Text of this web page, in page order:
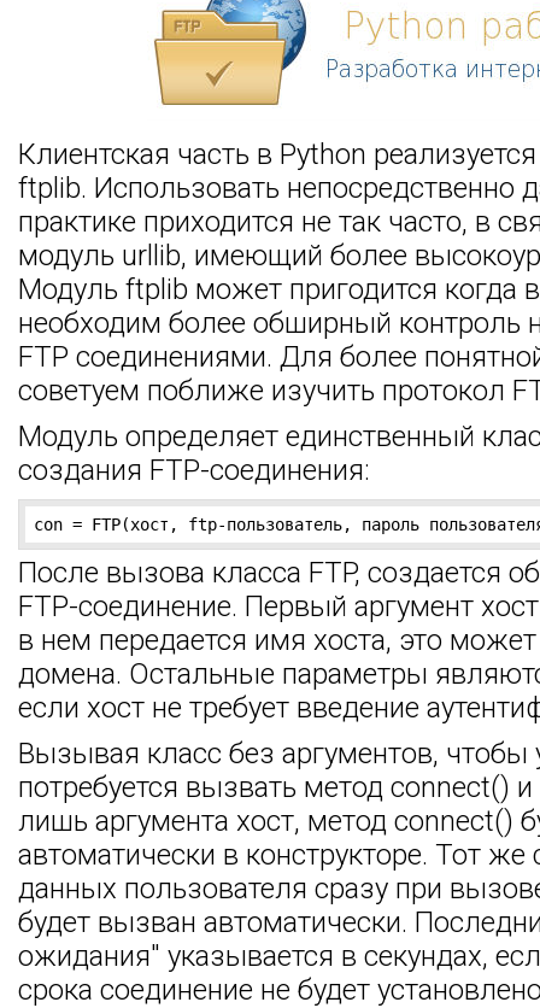
Клиентская часть в Python
ftplib. Использовать непосредственно
практике приходится не так часто, в
модуль urllib, имеющий более
Модуль ftplib может пригодится когда
необходим более обширный контроль
FTP соединениями. Для более
советуем поближе изучить протокол
Модуль определяет единственный
создания FTP-соединения:
con = FTP(хост, ftp-пользователь, пароль
После вызова класса FTP, создается
FTP-соединение. Первый аргумент
в нем передается имя хоста, это
домена. Остальные параметры
если хост не требует введение
Вызывая класс без аргументов, чтобы
потребуется вызвать метод connect()
лишь аргумента хост, метод connect()
автоматически в конструкторе. Тот же
данных пользователя сразу при
будет вызван автоматически.
ожидания" указывается в секундах,
срока соединение не будет